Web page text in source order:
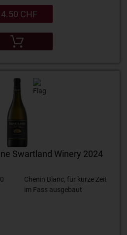
CHF
Swartland Winery 2024
Chenin Blanc, für kurze Zeit
im Fass ausgebaut